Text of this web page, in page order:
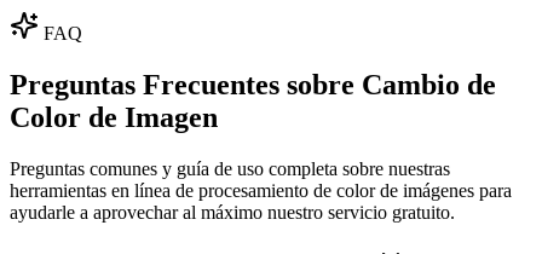
FAQ
Preguntas Frecuentes sobre Cambio de
Color de Imagen
Preguntas comunes y guía de uso completa sobre nuestras
herramientas en línea de procesamiento de color de imágenes para
ayudarle a aprovechar al máximo nuestro servicio gratuito.